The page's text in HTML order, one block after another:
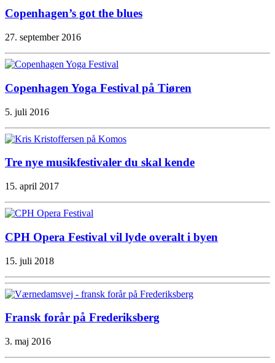
Copenhagen’s got the blues
27. september 2016
Copenhagen Yoga Festival på Tiøren
5. juli 2016
Tre nye musikfestivaler du skal kende
15. april 2017
CPH Opera Festival vil lyde overalt i byen
15. juli 2018
Fransk forår på Frederiksberg
3. maj 2016